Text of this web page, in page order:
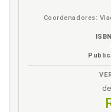
Coordenadores: